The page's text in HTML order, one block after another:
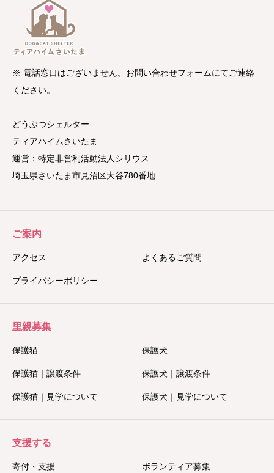
※ 電話窓口はございません。お問い合わせフォームにてご連絡
ください。
どうぶつシェルター
ティアハイムさいたま
運営：特定非営利活動法人シリウス
埼玉県さいたま市見沼区大谷780番地
ご案内
アクセス よくあるご質問
プライバシーポリシー
里親募集
保護猫 保護犬
保護猫｜譲渡条件 保護犬｜譲渡条件
保護猫｜見学について 保護犬｜見学について
支援する
寄付・支援 ボランティア募集